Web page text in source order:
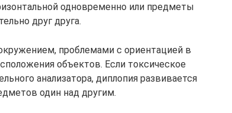
одновременно или предметы
друг друга.
проблемами с ориентацией в
объектов. Если токсическое
анализатора, диплопия развивается
один над другим.